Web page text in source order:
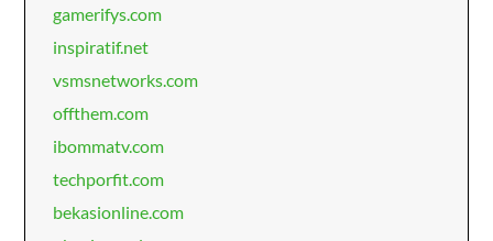
gamerifys.com
inspiratif.net
vsmsnetworks.com
offthem.com
ibommatv.com
techporfit.com
bekasionline.com